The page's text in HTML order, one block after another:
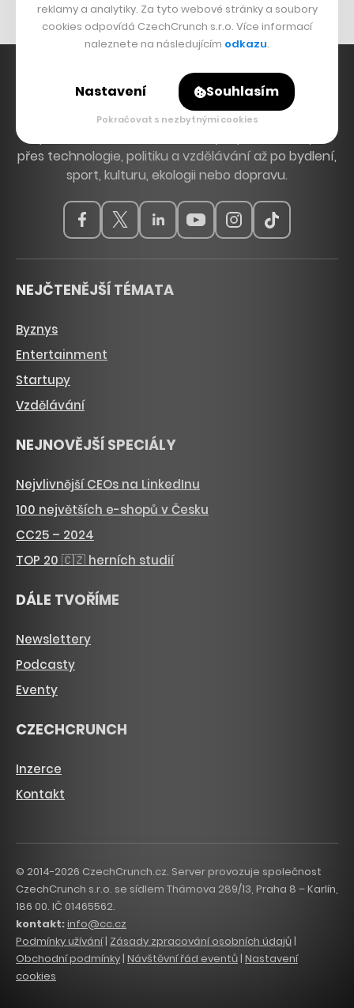
Hlavní zdroj inspirace. Věnujeme se tématům, která
přes technologie, politiku a vzdělávání až po bydlení,
sport, kulturu, ekologii nebo dopravu.
NEJČTENĚJŠÍ TÉMATA
Byznys
Entertainment
Startupy
Vzdělávání
NEJNOVĚJŠÍ SPECIÁLY
Nejvlivnější CEOs na LinkedInu
100 největších e-shopů v Česku
CC25 – 2024
TOP 20 🇨🇿 herních studií
DÁLE TVOŘÍME
Newslettery
Podcasty
Eventy
CZECHCRUNCH
Inzerce
Kontakt
© 2014-2026 CzechCrunch.cz. Server provozuje společnost
CzechCrunch s.r.o. se sídlem Thámova 289/13, Praha 8 – Karlín,
186 00. IČ 01465562.
kontakt:info@cc.cz
Podmínky užívání| Zásady zpracování osobních údajů |
Obchodní podmínky | Návštěvní řád eventů | Nastavení
cookies
reklamy a analytiky. Za tyto webové stránky a soubory
cookies odpovídá CzechCrunch s.r.o. Více informací
naleznete na následujícím odkazu.
Nastavení Souhlasím
Pokračovat s nezbytnými cookies